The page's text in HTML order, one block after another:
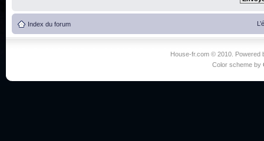
Index du forum
House-fr.com © 2010. Powered
Color scheme by